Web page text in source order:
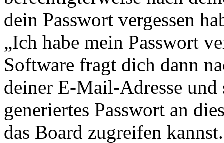
dein Passwort vergessen
„Ich habe mein Passwort
Software fragt dich dann
deiner E-Mail-Adresse und
generiertes Passwort an
das Board zugreifen kannst.